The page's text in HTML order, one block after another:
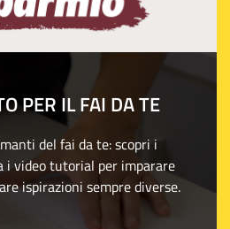
PER IL FAI DA TE
del fai da te: scopri i
i video tutorial per imparare
ispirazioni sempre diverse.